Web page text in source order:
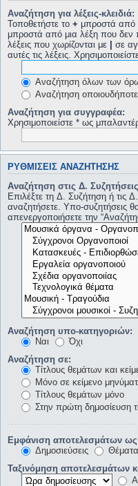
Αναζήτηση για λέξεις-κλειδιά:
Τοποθετήστε το + μπροστά από
μπροστά από μια λέξη που δεν
λέξεις που χωρίζονται με | σε
αυτές τις λέξεις.
Αναζήτηση όλων των
Αναζήτηση
Αναζήτηση για συγγραφέα:
Χρησιμοποιείστε * ως μπαλαντέρ
ΡΥΘΜΊΣΕΙΣ ΑΝΑΖΉΤΗΣΗΣ
Αναζήτηση στις Δ.
Επιλέξτε τη Δ. Συζήτηση ή τις
αναζητήσετε. Υπο-συζητήσεις
απενεργοποιήσετε την
Αναζήτηση υπο-κατηγοριών:
Ναι
Όχι
Αναζήτηση σε:
Τίτλους θεμάτων και
Μόνο σε κείμενο
Τίτλους θεμάτων μόνο
Στην πρώτη δημοσίευση
Εμφάνιση αποτελεσμάτων
Δημοσιεύσεις
Θέματα
Ταξινόμηση αποτελεσμάτων